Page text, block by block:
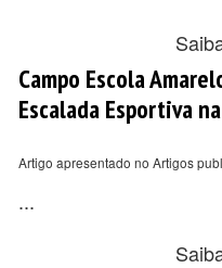
Campo Escola
Escalada Esportiva
Artigo apresentado no Artigos
...